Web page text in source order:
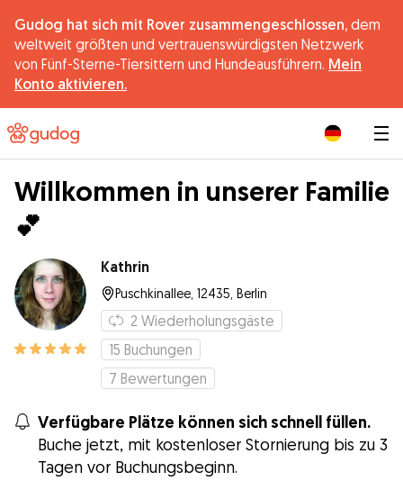
Gudog hat sich mit Rover zusammengeschlossen, dem
weltweit größten und vertrauenswürdigsten Netzwerk
von Fünf-Sterne-Tiersittern und Hundeausführern. Mein
Konto aktivieren.
Willkommen in unserer Familie
💕
Kathrin
Puschkinallee, 12435, Berlin
2 Wiederholungsgäste
15 Buchungen
7 Bewertungen
Verfügbare Plätze können sich schnell füllen.
Buche jetzt, mit kostenloser Stornierung bis zu 3
Tagen vor Buchungsbeginn.